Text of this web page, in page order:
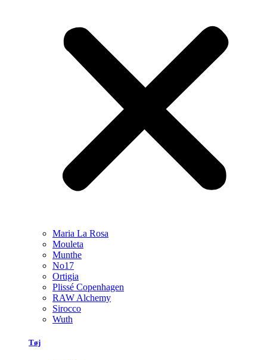
Maria La Rosa
Mouleta
Munthe
No17
Ortigia
Plissé Copenhagen
RAW Alchemy
Sirocco
Wuth
Tøj